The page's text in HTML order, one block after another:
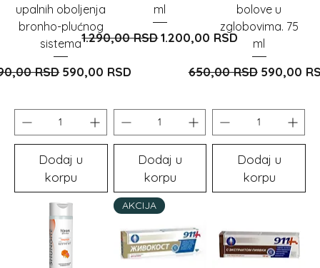
upalnih oboljenja
bronho-plućnog
sistema
cijena
RSD Cijena s popustom
590,00 RSD
Dodaj u
korpu
ml
Redovna cijena
1.290,00 RSDCijena s popustom
1.200,00 RSD
Dodaj u
korpu
bolove u
zglobovima. 75
ml
Redovna cijena
650,00 RSD Cijena s
590,00
Dodaj u
korpu
AKCIJA